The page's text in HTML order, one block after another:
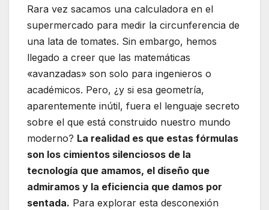
Rara vez sacamos una calculadora en el
supermercado para medir la circunferencia de
una lata de tomates. Sin embargo, hemos
llegado a creer que las matemáticas
«avanzadas» son solo para ingenieros o
académicos. Pero, ¿y si esa geometría,
aparentemente inútil, fuera el lenguaje secreto
sobre el que está construido nuestro mundo
moderno? La realidad es que estas fórmulas
son los cimientos silenciosos de la
tecnología que amamos, el diseño que
admiramos y la eficiencia que damos por
sentada. Para explorar esta desconexión